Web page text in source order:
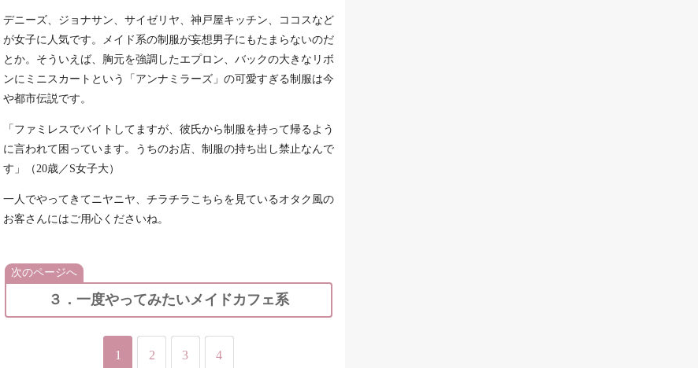
デニーズ、ジョナサン、サイゼリヤ、神戸屋キッチン、ココスなど
が女子に人気です。メイド系の制服が妄想男子にもたまらないのだ
とか。そういえば、胸元を強調したエプロン、バックの大きなリボ
ンにミニスカートという「アンナミラーズ」の可愛すぎる制服は今
や都市伝説です。
「ファミレスでバイトしてますが、彼氏から制服を持って帰るよう
に言われて困っています。うちのお店、制服の持ち出し禁止なんで
す」（20歳／S女子大）
一人でやってきてニヤニヤ、チラチラこちらを見ているオタク風の
お客さんにはご用心くださいね。
次のページへ
３．一度やってみたいメイドカフェ系
1 2 3 4